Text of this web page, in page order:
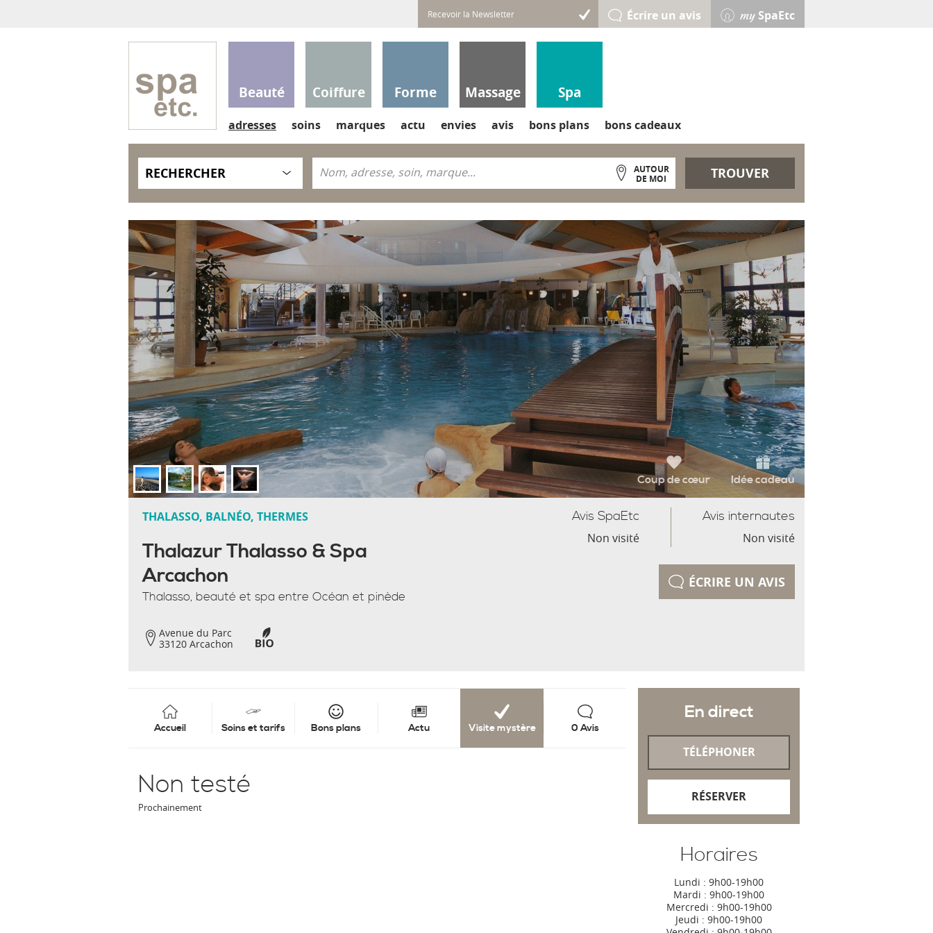
Écrire un avis my SpaEtc
Beauté Coiffure Forme Massage Spa
adresses soins marques actu envies avis bons plans bons cadeaux
AUTOUR
DE MOI
TROUVER
Coup de cœur Idée cadeau
Thalazur Thalasso & Spa
Arcachon
THALASSO, BALNÉO, THERMES
Thalasso, beauté et spa entre Océan et pinède
Avenue du Parc
33120 Arcachon
Avis SpaEtc
Non visité
Avis internautes
Non visité
ÉCRIRE UN AVIS
En direct
TÉLÉPHONER
RÉSERVER
Horaires
Lundi : 9h00-19h00
Mardi : 9h00-19h00
Mercredi : 9h00-19h00
Jeudi : 9h00-19h00
Accueil Soins et tarifs Bons plans Actu Visite mystère 0 Avis
Non testé
Prochainement